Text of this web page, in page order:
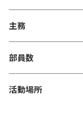
主務
部員数
活動場所